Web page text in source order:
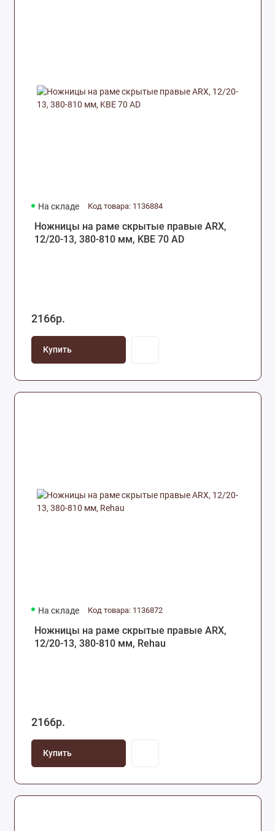
На складе Код товара: 1136884
Ножницы на раме скрытые правые ARX,
12/20-13, 380-810 мм, KBE 70 AD
2166р.
Купить
На складе Код товара: 1136872
Ножницы на раме скрытые правые ARX,
12/20-13, 380-810 мм, Rehau
2166р.
Купить